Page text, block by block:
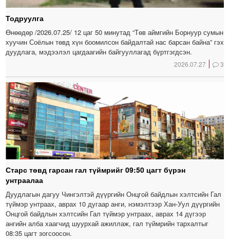
Тодруулга
Өнөөдөр /2026.07.25/ 12 цаг 50 минутад “Төв аймгийн Борнуур сумын
хуучин Соёлын төвд хүн боомилсон байдалтай нас барсан байна” гэх
дуудлага, мэдээлэл цагдаагийн байгууллагад бүртгэгдсэн.
2026.07.27 3
Старс төвд гарсан гал түймрийг 09:50 цагт бүрэн
унтраалаа
Дуудлагын дагуу Чингэлтэй дүүргийн Онцгой байдлын хэлтсийн Гал
түймэр унтраах, аврах 10 дугаар анги, нэмэлтээр Хан-Уул дүүргийн
Онцгой байдлын хэлтсийн Гал түймэр унтраах, аврах 14 дүгээр
ангийн алба хаагчид шуурхай ажиллаж, гал түймрийн тархалтыг
08:35 цагт зогсоосон.